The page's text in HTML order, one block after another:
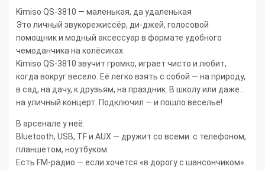
Kimiso QS-3810 — маленькая, да удаленькая
Это личный звукорежиссёр, ди-джей, голосовой
помощник и модный аксессуар в формате удобного
чемоданчика на колёсиках.
Kimiso QS-3810 звучит громко, играет чисто и любит,
когда вокруг весело. Её легко взять с собой — на природу,
в сад, на дачу, к друзьям, на праздник. В школу или даже...
на уличный концерт. Подключил — и пошло веселье!
В арсенале у неё:
Bluetooth, USB, TF и AUX — дружит со всеми: с телефоном,
планшетом, ноутбуком.
Есть FM-радио — если хочется «в дорогу с шансончиком».